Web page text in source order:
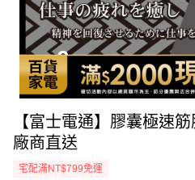
【富士電通】膠囊極速
廠商直送
宅配滿NT$799免運